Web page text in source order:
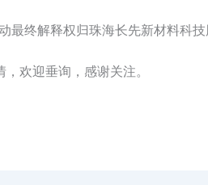
最终解释权归珠海长先新材料科技
，欢迎垂询，感谢关注。